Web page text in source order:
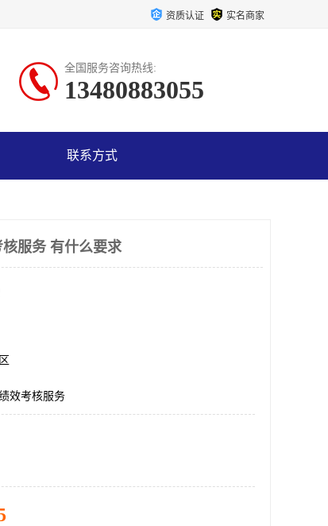
资质认证 实名商家
全国服务咨询热线:
13480883055
联系方式
服务 有什么要求
效考核服务